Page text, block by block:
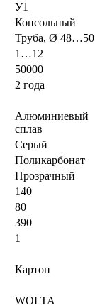
У1
Консольный
Труба, Ø 48…50
1…12
50000
2 года
Алюминиевый
сплав
Серый
Поликарбонат
Прозрачный
140
80
390
1
Картон
WOLTA